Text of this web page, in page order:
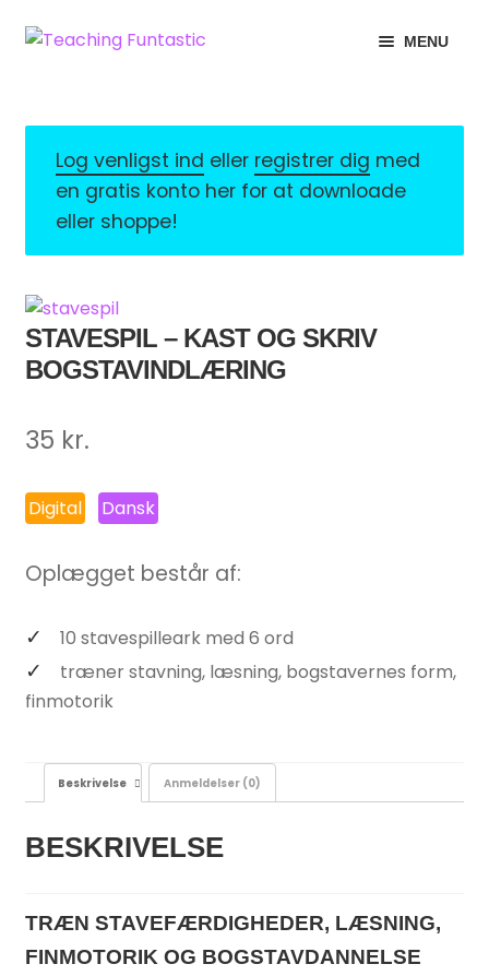
Spring
Spring
MENU
CHILD
MENU
GRATISMATERIALE
BUTIK
LICENSER
CHILD
MENU
FONTE
Log venligst ind eller registrer dig med
en gratis konto her for at downloade
eller shoppe!
STAVESPIL – KAST OG SKRIV
BOGSTAVINDLÆRING
35 kr.
Digital Dansk
Oplægget består af:
10 stavespilleark med 6 ord
træner stavning, læsning, bogstavernes form,
finmotorik
Beskrivelse Anmeldelser (0)
BESKRIVELSE
TRÆN STAVEFÆRDIGHEDER, LÆSNING,
FINMOTORIK OG BOGSTAVDANNELSE